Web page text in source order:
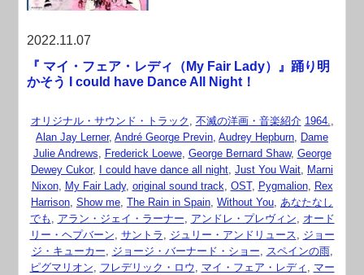
2022.11.07
『 マイ・フェア・レディ（My Fair Lady）』踊り明
かそう I could have Dance All Night！
オリジナル・サウンド・トラック , 不滅の洋画・音楽紹介 1964.,
Alan Jay Lerner, André George Previn, Audrey Hepburn, Dame
Julie Andrews, Frederick Loewe, George Bernard Shaw, George
Dewey Cukor, I could have dance all night, Just You Wait, Marni
Nixon, My Fair Lady, original sound track, OST, Pygmalion, Rex
Harrison, Show me, The Rain in Spain, Without You, あなたなし
でも , アラン・ジェイ・ラーナー, アンドレ・プレヴィン, オード
リー・ヘプバーン, サントラ , ジュリー・アンドリュース, ジョー
ジ・キューカー, ジョージ・バーナード・ショー, スペインの雨,
ピグマリオン, フレデリック・ロウ , マイ・フェア・レディ , マー